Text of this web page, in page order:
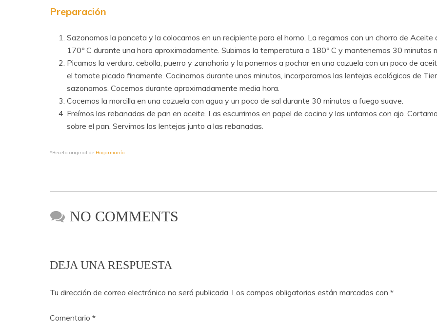
Preparación
Sazonamos la panceta y la colocamos en un recipiente para el horno. La regamos con un chorro de
170º C durante una hora aproximadamente. Subimos la temperatura a 180º C y mantenemos 30 minutos
Picamos la verdura: cebolla, puerro y zanahoria y la ponemos a pochar en una cazuela con un poco de
el tomate picado finamente. Cocinamos durante unos minutos, incorporamos las lentejas ecológicas de
sazonamos. Cocemos durante aproximadamente media hora.
Cocemos la morcilla en una cazuela con agua y un poco de sal durante 30 minutos a fuego suave.
Freímos las rebanadas de pan en aceite. Las escurrimos en papel de cocina y las untamos con ajo.
sobre el pan. Servimos las lentejas junto a las rebanadas.
*Receta original de Hogarmanía
NO COMMENTS
DEJA UNA RESPUESTA
Tu dirección de correo electrónico no será publicada. Los campos obligatorios están marcados con *
Comentario *